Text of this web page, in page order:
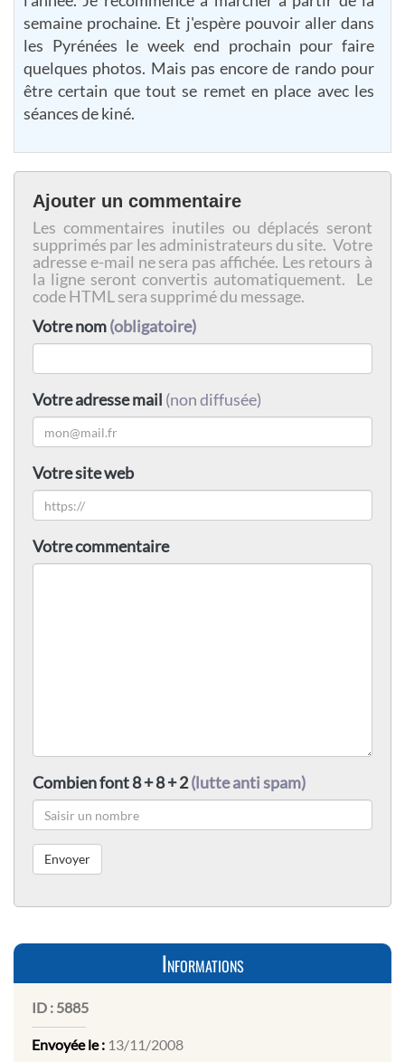
semaine prochaine. Et j'espère pouvoir aller dans
les Pyrénées le week end prochain pour faire
quelques photos. Mais pas encore de rando pour
être certain que tout se remet en place avec les
séances de kiné.
Ajouter un commentaire
Les commentaires inutiles ou déplacés seront
supprimés par les administrateurs du site. Votre
adresse e-mail ne sera pas affichée. Les retours à
la ligne seront convertis automatiquement. Le
code HTML sera supprimé du message.
Votre nom(obligatoire)
Votre adresse mail (non diffusée)
Votre site web
Votre commentaire
Combien font 8 + 8 + 2(lutte anti spam)
Informations
ID : 5885
Envoyée le : 13/11/2008